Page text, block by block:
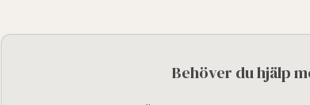
Behöver du hjälp